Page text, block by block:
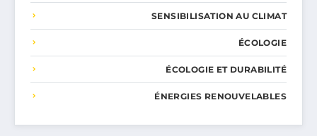
SENSIBILISATION AU CLIMAT
ÉCOLOGIE
ÉCOLOGIE ET DURABILITÉ
ÉNERGIES RENOUVELABLES